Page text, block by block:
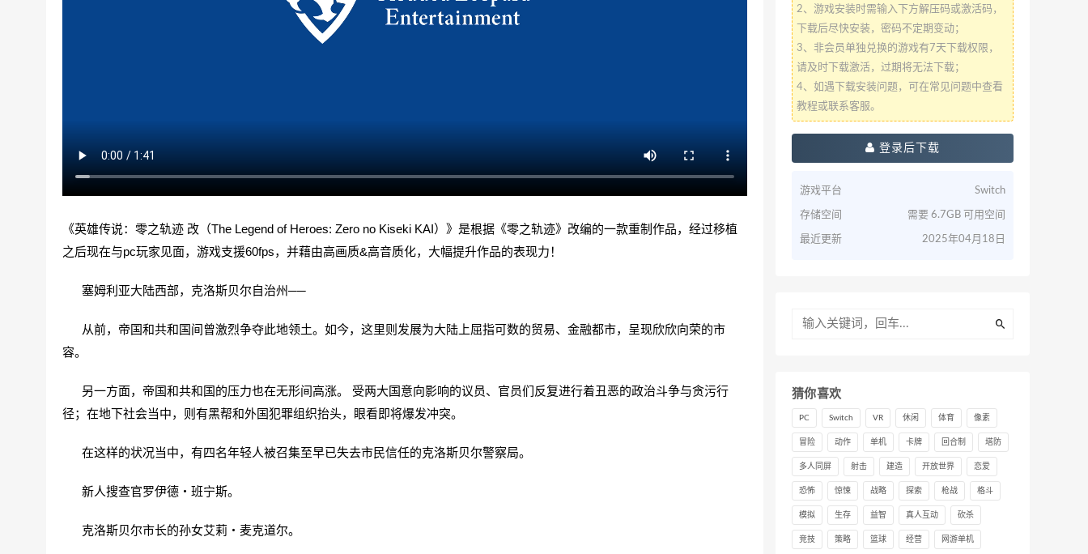
《英雄传说：零之轨迹 改（The Legend of Heroes: Zero no Kiseki KAI）》是根据《零之轨迹》改编的一款重制作品，经过移植
之后现在与pc玩家见面，游戏支援60fps，并藉由高画质&高音质化，大幅提升作品的表现力！
塞姆利亚大陆西部，克洛斯贝尔自治州──
从前，帝国和共和国间曾激烈争夺此地领土。如今，这里则发展为大陆上屈指可数的贸易、金融都市，呈现欣欣向荣的市
容。
另一方面，帝国和共和国的压力也在无形间高涨。 受两大国意向影响的议员、官员们反复进行着丑恶的政治斗争与贪污行
径；在地下社会当中，则有黑帮和外国犯罪组织抬头，眼看即将爆发冲突。
在这样的状况当中，有四名年轻人被召集至早已失去市民信任的克洛斯贝尔警察局。
新人搜查官罗伊德‧班宁斯。
克洛斯贝尔市长的孙女艾莉‧麦克道尔。
2、游戏安装时需输入下方解压码或激活码，
下载后尽快安装，密码不定期变动；
3、非会员单独兑换的游戏有7天下载权限，
请及时下载激活，过期将无法下载；
4、如遇下载安装问题，可在常见问题中查看
教程或联系客服。
登录后下载
游戏平台 Switch
存储空间 需要 6.7GB 可用空间
最近更新 2025年04月18日
猜你喜欢
PC Switch VR 休闲 体育 像素
冒险 动作 单机 卡牌 回合制 塔防
多人同屏 射击 建造 开放世界 恋爱
恐怖 惊悚 战略 探索 枪战 格斗
模拟 生存 益智 真人互动 砍杀
竞技 策略 篮球 经营 网游单机